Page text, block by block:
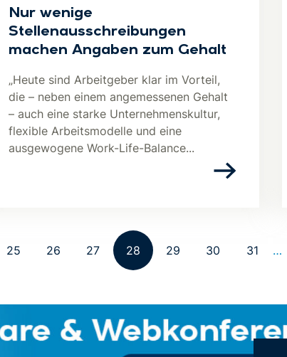
Nur wenige
Stellenausschreibungen
machen Angaben zum Gehalt
„Heute sind Arbeitgeber klar im Vorteil,
die – neben einem angemessenen Gehalt
– auch eine starke Unternehmenskultur,
flexible Arbeitsmodelle und eine
ausgewogene Work-Life-Balance...
25 26 27 28 29 30 31 …